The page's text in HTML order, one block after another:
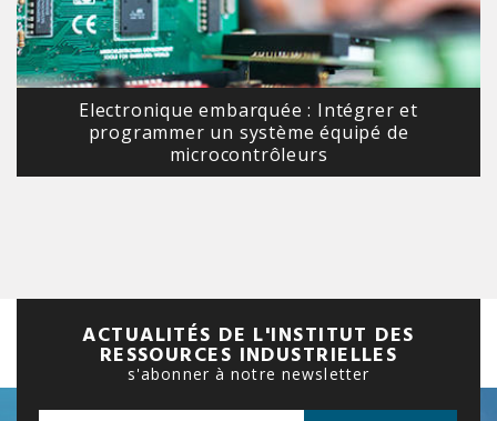
Electronique embarquée : Intégrer et
programmer un système équipé de
microcontrôleurs
ACTUALITÉS DE L'INSTITUT DES
RESSOURCES INDUSTRIELLES
s'abonner à notre newsletter